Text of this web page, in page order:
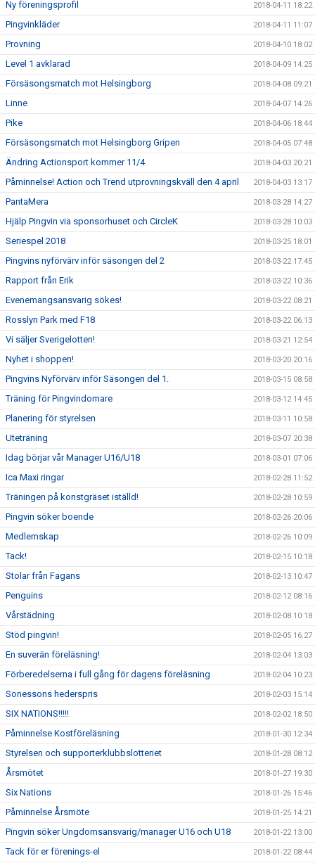
Ny föreningsprofil 2018-04-11 18:22
Pingvinkläder 2018-04-11 11:07
Provning 2018-04-10 18:02
Level 1 avklarad 2018-04-09 14:25
Försäsongsmatch mot Helsingborg 2018-04-08 09:21
Linne 2018-04-07 14:26
Pike 2018-04-06 18:44
Försäsongsmatch mot Helsingborg Gripen 2018-04-05 07:48
Ändring Actionsport kommer 11/4 2018-04-03 20:21
Påminnelse! Action och Trend utprovningskväll den 4 april 2018-04-03 13:17
PantaMera 2018-03-28 14:27
Hjälp Pingvin via sponsorhuset och CircleK 2018-03-28 10:03
Seriespel 2018 2018-03-25 18:01
Pingvins nyförvärv inför säsongen del 2 2018-03-22 17:45
Rapport från Erik 2018-03-22 10:36
Evenemangsansvarig sökes! 2018-03-22 08:21
Rosslyn Park med F18 2018-03-22 06:13
Vi säljer Sverigelotten! 2018-03-21 12:54
Nyhet i shoppen! 2018-03-20 20:16
Pingvins Nyförvärv inför Säsongen del 1. 2018-03-15 08:58
Träning för Pingvindomare 2018-03-12 14:45
Planering för styrelsen 2018-03-11 10:58
Uteträning 2018-03-07 20:38
Idag börjar vår Manager U16/U18 2018-03-01 07:06
Ica Maxi ringar 2018-02-28 11:52
Träningen på konstgräset iställd! 2018-02-28 10:59
Pingvin söker boende 2018-02-26 20:06
Medlemskap 2018-02-26 10:09
Tack! 2018-02-15 10:18
Stolar från Fagans 2018-02-13 10:47
Penguins 2018-02-12 08:16
Vårstädning 2018-02-08 10:18
Stöd pingvin! 2018-02-05 16:27
En suverän föreläsning! 2018-02-04 13:03
Förberedelserna i full gång för dagens föreläsning 2018-02-04 10:23
Sonessons hederspris 2018-02-03 15:14
SIX NATIONS!!!!! 2018-02-02 18:50
Påminnelse Kostföreläsning 2018-01-30 12:34
Styrelsen och supporterklubbslotteriet 2018-01-28 08:12
Årsmötet 2018-01-27 19:30
Six Nations 2018-01-26 15:46
Påminnelse Årsmöte 2018-01-25 14:21
Pingvin söker Ungdomsansvarig/manager U16 och U18 2018-01-22 13:00
Tack för er förenings-el 2018-01-22 08:44